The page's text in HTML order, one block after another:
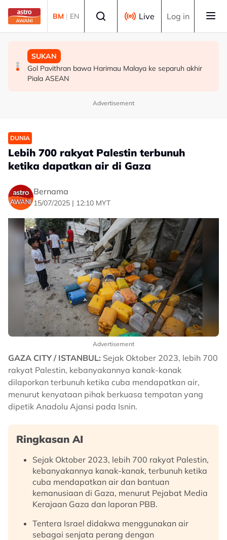
Skip to main content
BM | EN Live Log in
MALAYSIA
Berita tempatan pilihan sepanjang hari ini
MALAYSIA
Bapa lemas cuba selamatkan anak jatuh kolam ikan
SUKAN
Gol Pavithran bawa Harimau Malaya ke separuh akhir
Piala ASEAN
Advertisement
DUNIA
Lebih 700 rakyat Palestin terbunuh
ketika dapatkan air di Gaza
Bernama
15/07/2025 | 12:10 MYT
Advertisement
GAZA CITY / ISTANBUL: Sejak Oktober 2023, lebih 700
rakyat Palestin, kebanyakannya kanak-kanak
dilaporkan terbunuh ketika cuba mendapatkan air,
menurut kenyataan pihak berkuasa tempatan yang
dipetik Anadolu Ajansi pada Isnin.
Ringkasan AI
Sejak Oktober 2023, lebih 700 rakyat Palestin,
kebanyakannya kanak-kanak, terbunuh ketika
cuba mendapatkan air dan bantuan
kemanusiaan di Gaza, menurut Pejabat Media
Kerajaan Gaza dan laporan PBB.
Tentera Israel didakwa menggunakan air
sebagai senjata perang dengan